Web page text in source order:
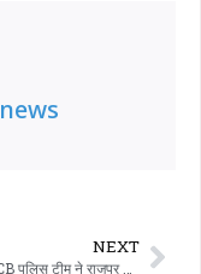
NEXT
सुरेंद्रनगर LCB पुलिस टीम ने राजपर गाँव के बाहरी इलाके में मोबाइल फ़ोन पर क्रिकेट पर सट्टा लगाने के आरोप में 3 लोगों को गिरफ़्तार किया।